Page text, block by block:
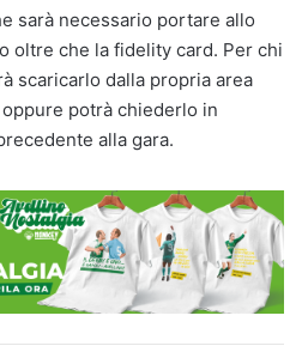
sarà necessario portare allo
oltre che la fidelity card. Per chi
scaricarlo dalla propria area
potrà chiederlo in
alla gara.